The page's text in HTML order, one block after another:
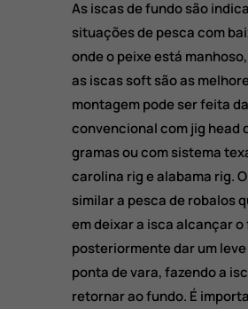
As iscas de fundo são
situações de pesca com
onde o peixe está
as iscas soft são as
montagem pode ser feita
convencional com jig head
gramas ou com sistema
carolina rig e alabama rig.
similar a pesca de robalos
em deixar a isca alcançar o
posteriormente dar um
ponta de vara, fazendo a
retornar ao fundo. É